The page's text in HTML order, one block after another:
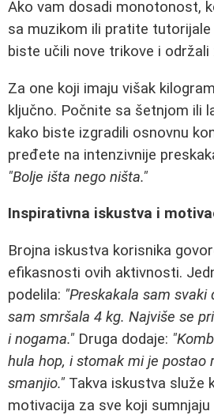
Ako vam dosadi monotonost,
sa muzikom ili pratite
biste učili nove trikove i održali
Za one koji imaju višak
ključno. Počnite sa šetnjom ili
kako biste izgradili osnovnu
pređete na intenzivnije
"Bolje išta nego ništa."
Inspirativna iskustva i
Brojna iskustva korisnika
efikasnosti ovih aktivnosti.
podelila: "Preskakala sam svaki
sam smršala 4 kg. Najviše se
i nogama." Druga dodaje:
hula hop, i stomak mi je postao
smanjio." Takva iskustva služe
motivacija za sve koji